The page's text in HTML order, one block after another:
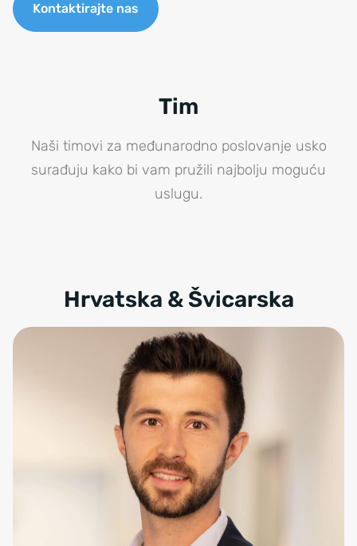
Kontaktirajte nas
Tim
Naši timovi za međunarodno poslovanje usko
surađuju kako bi vam pružili najbolju moguću
uslugu.
Hrvatska & Švicarska